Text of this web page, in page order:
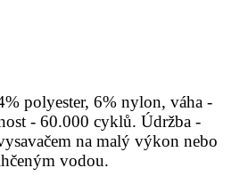
polyester, 6% nylon, váha -
- 60.000 cyklů. Údržba -
na malý výkon nebo
vodou.